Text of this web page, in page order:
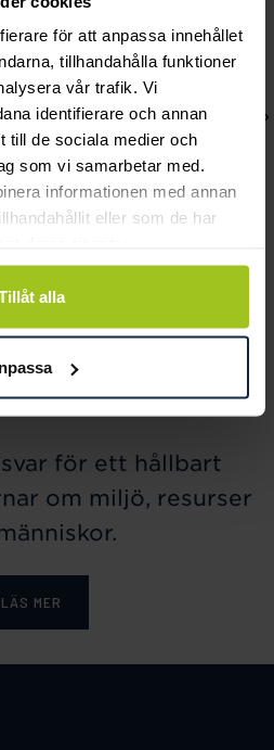
för att anpassa innehållet
tillhandahålla funktioner
vår trafik. Vi
identifierare och annan
till de sociala medier och
som vi samarbetar med.
informationen med annan
eller som de har
alla
August
Dewy halsband
Pris:830 kr
830 kr
för ett hållbart
om miljö, resurser
LÄS MER